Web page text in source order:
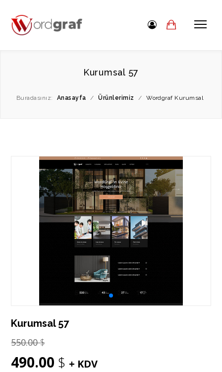
Kurumsal 57
Buradasınız: Anasayfa / Ürünlerimiz / Wordgraf Kurumsal
Kurumsal 57
550.00$
490.00 $ + KDV